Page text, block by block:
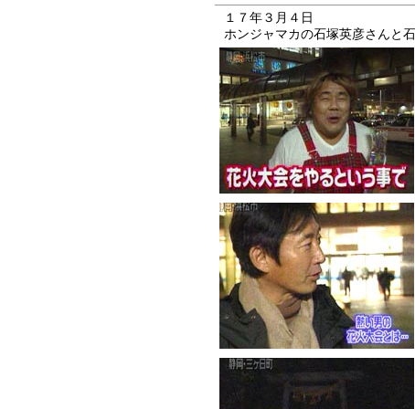
１７年３月４日
ホンジャマカの石塚英彦さんと